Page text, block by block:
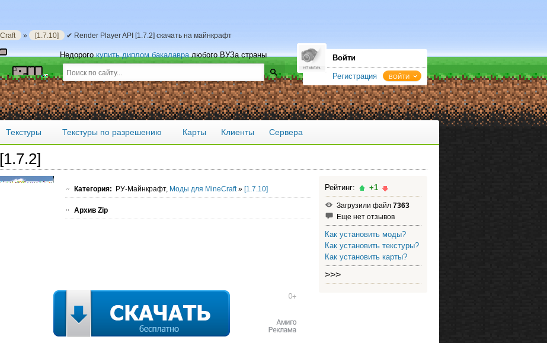
» [1.7.10] ✔ Render Player API [1.7.2] скачать на майнкрафт
Недорогокупить диплом бакалавралюбого ВУЗа страны Войти
Регистрация ВОЙТИ
Текстуры Текстуры по разрешению Карты Клиенты Сервера
Категория: РУ-Майнкрафт, Моды для MineCraft» [1.7.10]
Архив Zip
Рейтинг: +1
Загрузили файл 7363
Еще нет отзывов
Как установить моды?
Как установить текстуры?
Как установить карты?
>>>